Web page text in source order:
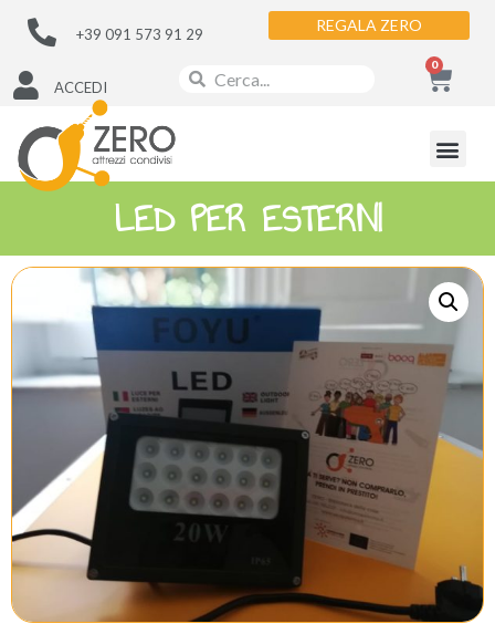
+39 091 573 91 29 REGALA ZERO
ACCEDI
0
LED PER ESTERNI